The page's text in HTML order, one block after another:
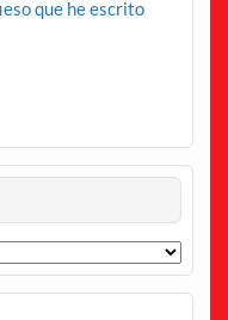
que he escrito